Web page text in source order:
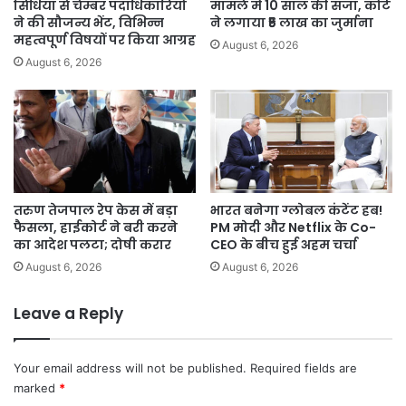
सिंधिया से चेम्बर पदाधिकारियों
ने की सौजन्य भेंट, विभिन्न
महत्वपूर्ण विषयों पर किया आग्रह
August 6, 2026
मामले में 10 साल की सजा, कोर्ट
ने लगाया ₹5 लाख का जुर्माना
August 6, 2026
तरुण तेजपाल रेप केस में बड़ा
फैसला, हाईकोर्ट ने बरी करने
का आदेश पलटा; दोषी करार
August 6, 2026
भारत बनेगा ग्लोबल कंटेंट हब!
PM मोदी और Netflix के Co-
CEO के बीच हुई अहम चर्चा
August 6, 2026
Leave a Reply
Your email address will not be published. Required fields are
marked *